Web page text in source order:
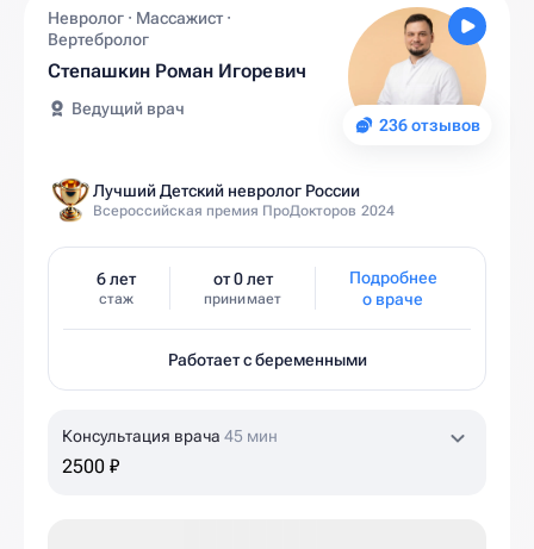
236 отзывов
Невролог · Массажист ·
Вертебролог
Степашкин Роман Игоревич
Ведущий врач
Лучший Детский невролог России
Всероссийская премия ПроДокторов 2024
6 лет
стаж
от 0 лет
принимает
Подробнее
о враче
Работает с беременными
Консультация врача 45 мин
2500 ₽